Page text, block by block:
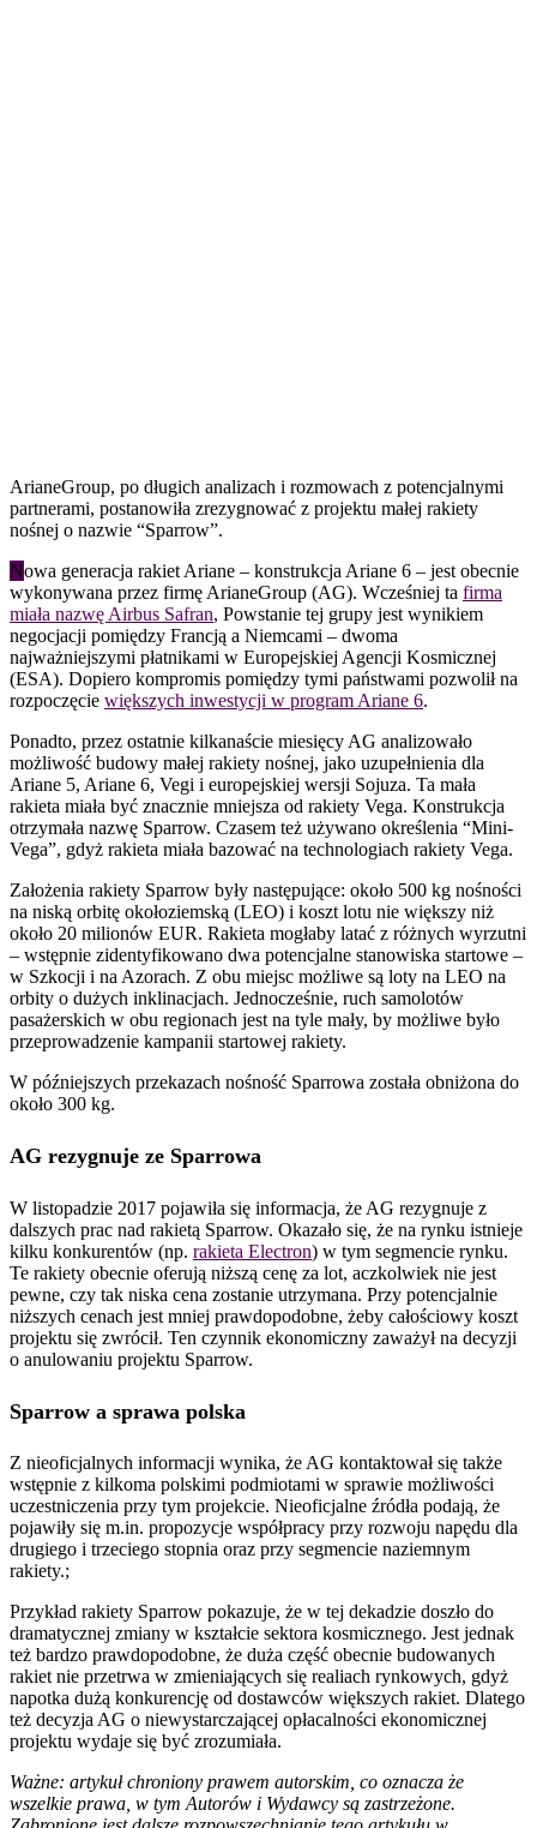
ArianeGroup, po długich analizach i rozmowach z potencjalnymi
partnerami, postanowiła zrezygnować z projektu małej rakiety
nośnej o nazwie “Sparrow”.
Nowa generacja rakiet Ariane – konstrukcja Ariane 6 – jest obecnie
wykonywana przez firmę ArianeGroup (AG). Wcześniej ta firma
miała nazwę Airbus Safran, Powstanie tej grupy jest wynikiem
negocjacji pomiędzy Francją a Niemcami – dwoma
najważniejszymi płatnikami w Europejskiej Agencji Kosmicznej
(ESA). Dopiero kompromis pomiędzy tymi państwami pozwolił na
rozpoczęcie większych inwestycji w program Ariane 6.
Ponadto, przez ostatnie kilkanaście miesięcy AG analizowało
możliwość budowy małej rakiety nośnej, jako uzupełnienia dla
Ariane 5, Ariane 6, Vegi i europejskiej wersji Sojuza. Ta mała
rakieta miała być znacznie mniejsza od rakiety Vega. Konstrukcja
otrzymała nazwę Sparrow. Czasem też używano określenia “Mini-
Vega”, gdyż rakieta miała bazować na technologiach rakiety Vega.
Założenia rakiety Sparrow były następujące: około 500 kg nośności
na niską orbitę okołoziemską (LEO) i koszt lotu nie większy niż
około 20 milionów EUR. Rakieta mogłaby latać z różnych wyrzutni
– wstępnie zidentyfikowano dwa potencjalne stanowiska startowe –
w Szkocji i na Azorach. Z obu miejsc możliwe są loty na LEO na
orbity o dużych inklinacjach. Jednocześnie, ruch samolotów
pasażerskich w obu regionach jest na tyle mały, by możliwe było
przeprowadzenie kampanii startowej rakiety.
W późniejszych przekazach nośność Sparrowa została obniżona do
około 300 kg.
AG rezygnuje ze Sparrowa
W listopadzie 2017 pojawiła się informacja, że AG rezygnuje z
dalszych prac nad rakietą Sparrow. Okazało się, że na rynku istnieje
kilku konkurentów (np. rakieta Electron) w tym segmencie rynku.
Te rakiety obecnie oferują niższą cenę za lot, aczkolwiek nie jest
pewne, czy tak niska cena zostanie utrzymana. Przy potencjalnie
niższych cenach jest mniej prawdopodobne, żeby całościowy koszt
projektu się zwrócił. Ten czynnik ekonomiczny zaważył na decyzji
o anulowaniu projektu Sparrow.
Sparrow a sprawa polska
Z nieoficjalnych informacji wynika, że AG kontaktował się także
wstępnie z kilkoma polskimi podmiotami w sprawie możliwości
uczestniczenia przy tym projekcie. Nieoficjalne źródła podają, że
pojawiły się m.in. propozycje współpracy przy rozwoju napędu dla
drugiego i trzeciego stopnia oraz przy segmencie naziemnym
rakiety.;
Przykład rakiety Sparrow pokazuje, że w tej dekadzie doszło do
dramatycznej zmiany w kształcie sektora kosmicznego. Jest jednak
też bardzo prawdopodobne, że duża część obecnie budowanych
rakiet nie przetrwa w zmieniających się realiach rynkowych, gdyż
napotka dużą konkurencję od dostawców większych rakiet. Dlatego
też decyzja AG o niewystarczającej opłacalności ekonomicznej
projektu wydaje się być zrozumiała.
Ważne: artykuł chroniony prawem autorskim, co oznacza że
wszelkie prawa, w tym Autorów i Wydawcy są zastrzeżone.